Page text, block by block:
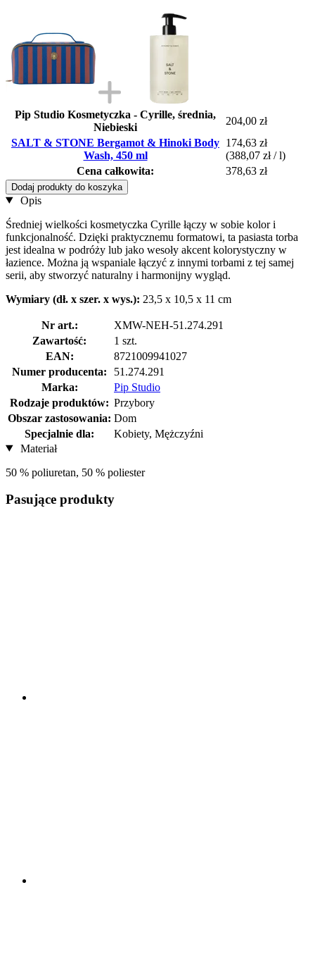
Pip Studio Kosmetyczka - Cyrille, średnia,
Niebieski
204,00 zł
SALT & STONE Bergamot & Hinoki Body
Wash, 450 ml
174,63 zł
(388,07 zł / l)
Cena całkowita:
378,63 zł
Dodaj produkty do koszyka
Opis
Średniej wielkości kosmetyczka Cyrille łączy w sobie kolor i
funkcjonalność. Dzięki praktycznemu formatowi, ta pasiasta torba
jest idealna w podróży lub jako wesoły akcent kolorystyczny w
łazience. Można ją wspaniale łączyć z innymi torbami z tej samej
serii, aby stworzyć naturalny i harmonijny wygląd.
Wymiary (dł. x szer. x wys.): 23,5 x 10,5 x 11 cm
Nr art.:
XMW-NEH-51.274.291
Zawartość:
1 szt.
EAN:
8721009941027
Numer producenta:
51.274.291
Marka:
Pip Studio
Rodzaje produktów: Przybory
Obszar zastosowania: Dom
Specjalnie dla:
Kobiety, Mężczyźni
Materiał
50 % poliuretan, 50 % poliester
Pasujące produkty